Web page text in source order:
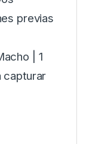
previas
| 1
capturar